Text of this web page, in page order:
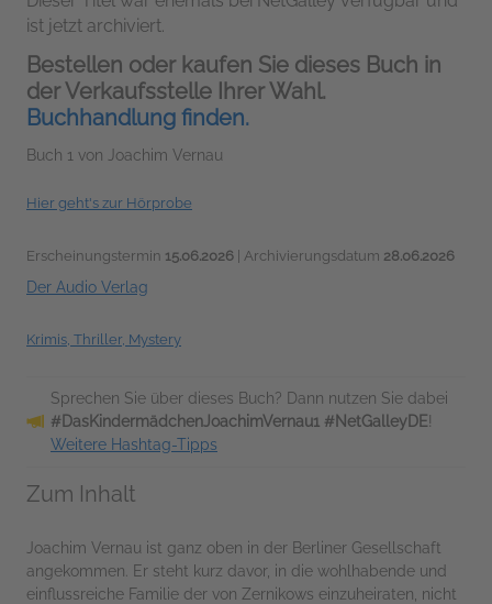
ist jetzt archiviert.
Bestellen oder kaufen Sie dieses Buch in
der Verkaufsstelle Ihrer Wahl.
Buchhandlung finden.
Buch 1 von Joachim Vernau
Hier geht's zur Hörprobe
Erscheinungstermin 15.06.2026 | Archivierungsdatum 28.06.2026
Der Audio Verlag
Krimis, Thriller, Mystery
Sprechen Sie über dieses Buch? Dann nutzen Sie dabei
#DasKindermädchenJoachimVernau1 #NetGalleyDE!
Weitere Hashtag-Tipps
Zum Inhalt
Joachim Vernau ist ganz oben in der Berliner Gesellschaft
angekommen. Er steht kurz davor, in die wohlhabende und
einflussreiche Familie der von Zernikows einzuheiraten, nicht